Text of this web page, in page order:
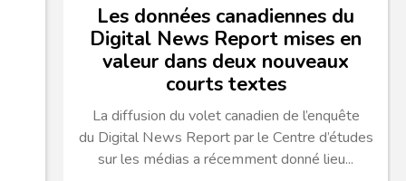
Les données canadiennes du
Digital News Report mises en
valeur dans deux nouveaux
courts textes
La diffusion du volet canadien de l’enquête
du Digital News Report par le Centre d’études
sur les médias a récemment donné lieu...